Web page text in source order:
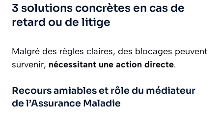
3 solutions concrètes en cas de
retard ou de litige
Malgré des règles claires, des blocages peuvent
survenir, nécessitant une action directe.
Recours amiables et rôle du médiateur
de l’Assurance Maladie